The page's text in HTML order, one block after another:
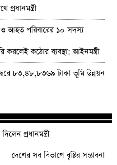
আহত পরিবারের ১০ সদস্য
করলেই কঠোর ব্যবস্থা: আইনমন্ত্রী
৮৩,৪৮,৮৩৬৯ টাকা ভূমি উন্নয়ন
প্রধানমন্ত্রী
দেশের সব বিভাগে বৃষ্টির সম্ভাবনা